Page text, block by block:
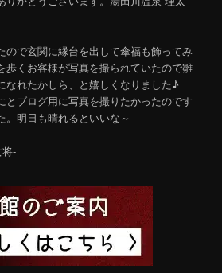
ので玄関に縁台を出して傘福も飾ってみ
歩くお客様が写真を撮られていたので雛
なれたかしら、と嬉しくなりました♪
とブログ用に写真を撮りたかったのです
。明日も晴れるといいな～
-